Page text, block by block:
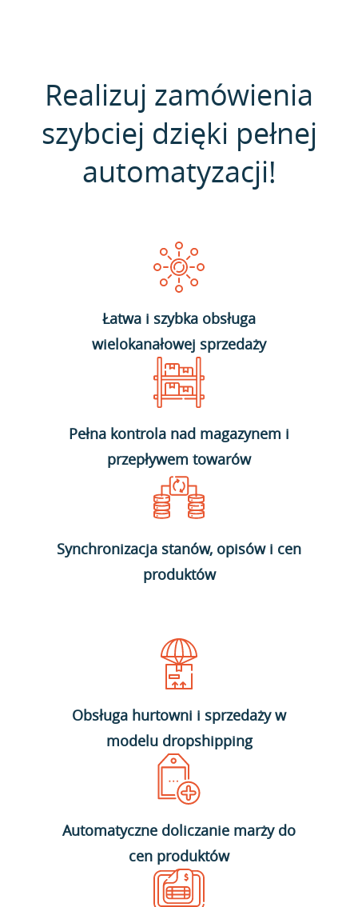
Realizuj zamówienia
szybciej dzięki pełnej
automatyzacji!
Łatwa i szybka obsługa
wielokanałowej sprzedaży
Pełna kontrola nad magazynem i
przepływem towarów
Synchronizacja stanów, opisów i cen
produktów
Obsługa hurtowni i sprzedaży w
modelu dropshipping
Automatyczne doliczanie marży do
cen produktów